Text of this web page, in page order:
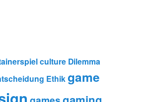
culture Dilemma
Ethikgame